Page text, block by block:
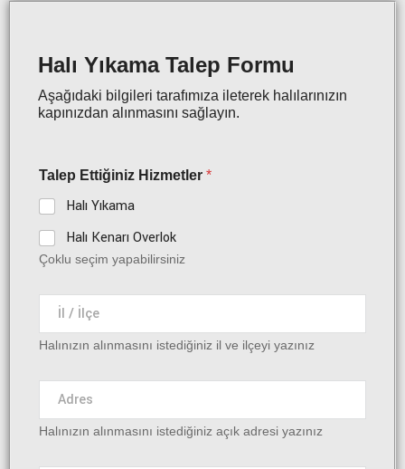
Halı Yıkama Talep Formu
Aşağıdaki bilgileri tarafımıza ileterek halılarınızın
kapınızdan alınmasını sağlayın.
Talep Ettiğiniz Hizmetler *
Halı Yıkama
Halı Kenarı Overlok
Çoklu seçim yapabilirsiniz
Halınızın alınmasını istediğiniz il ve ilçeyi yazınız
Halınızın alınmasını istediğiniz açık adresi yazınız